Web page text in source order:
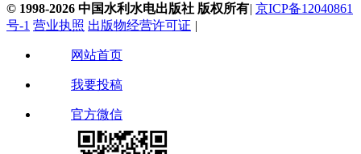
© 1998-2026 中国水利水电出版社 版权所有| 京ICP备12040861
号-1 营业执照 出版物经营许可证 |
网站首页
我要投稿
官方微信